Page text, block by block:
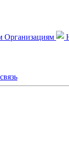
Организациям